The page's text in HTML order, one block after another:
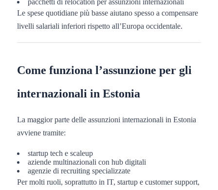
Le spese quotidiane più basse aiutano spesso a compensare
livelli salariali inferiori rispetto all’Europa occidentale.
Come funziona l’assunzione per gli
internazionali in Estonia
La maggior parte delle assunzioni internazionali in Estonia
avviene tramite:
startup tech e scaleup
aziende multinazionali con hub digitali
agenzie di recruiting specializzate
Per molti ruoli, soprattutto in IT, startup e customer support,